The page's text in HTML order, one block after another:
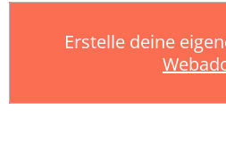
Erstelle deine